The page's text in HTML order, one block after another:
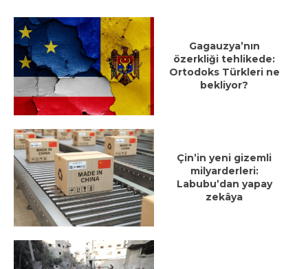
Gagauzya’nın
özerkliği tehlikede:
Ortodoks Türkleri ne
bekliyor?
Çin’in yeni gizemli
milyarderleri:
Labubu’dan yapay
zekâya